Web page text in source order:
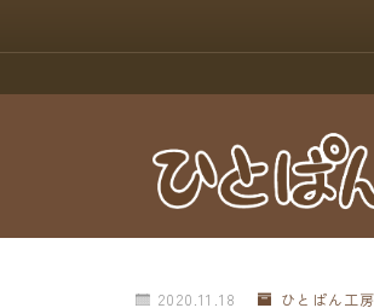
2020.11.18 ひとぱん工